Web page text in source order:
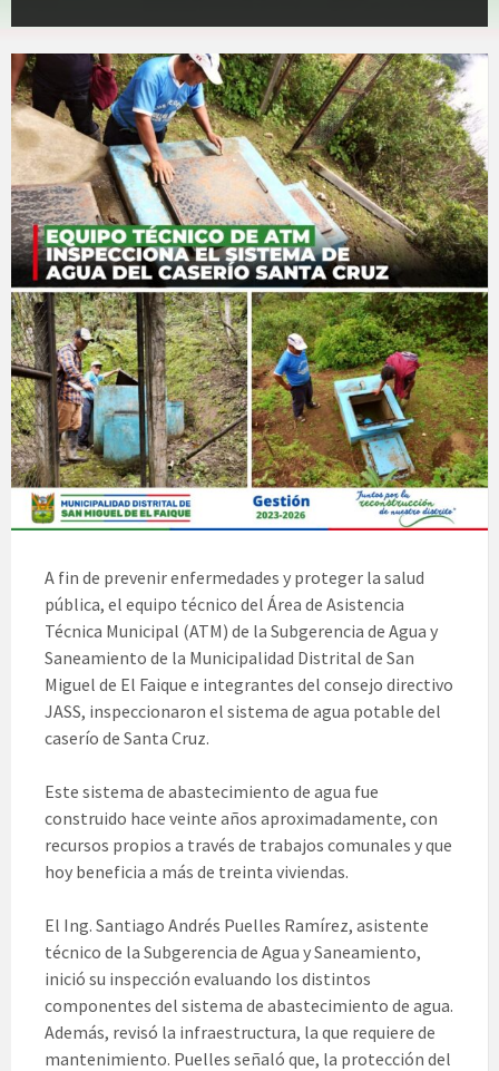
A fin de prevenir enfermedades y proteger la salud
pública, el equipo técnico del Área de Asistencia
Técnica Municipal (ATM) de la Subgerencia de Agua y
Saneamiento de la Municipalidad Distrital de San
Miguel de El Faique e integrantes del consejo directivo
JASS, inspeccionaron el sistema de agua potable del
caserío de Santa Cruz.
Este sistema de abastecimiento de agua fue
construido hace veinte años aproximadamente, con
recursos propios a través de trabajos comunales y que
hoy beneficia a más de treinta viviendas.
El Ing. Santiago Andrés Puelles Ramírez, asistente
técnico de la Subgerencia de Agua y Saneamiento,
inició su inspección evaluando los distintos
componentes del sistema de abastecimiento de agua.
Además, revisó la infraestructura, la que requiere de
mantenimiento. Puelles señaló que, la protección del